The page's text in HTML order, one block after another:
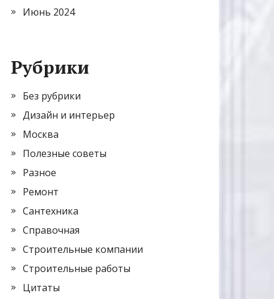
Июнь 2024
Рубрики
Без рубрики
Дизайн и интерьер
Москва
Полезные советы
Разное
Ремонт
Сантехника
Справочная
Строительные компании
Строительные работы
Цитаты